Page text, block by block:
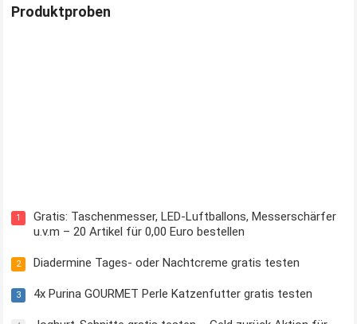
Produktproben
1
Gratis: Taschenmesser, LED-Luftballons, Messerschärfer
u.v.m – 20 Artikel für 0,00 Euro bestellen
2 Diadermine Tages- oder Nachtcreme gratis testen
3 4x Purina GOURMET Perle Katzenfutter gratis testen